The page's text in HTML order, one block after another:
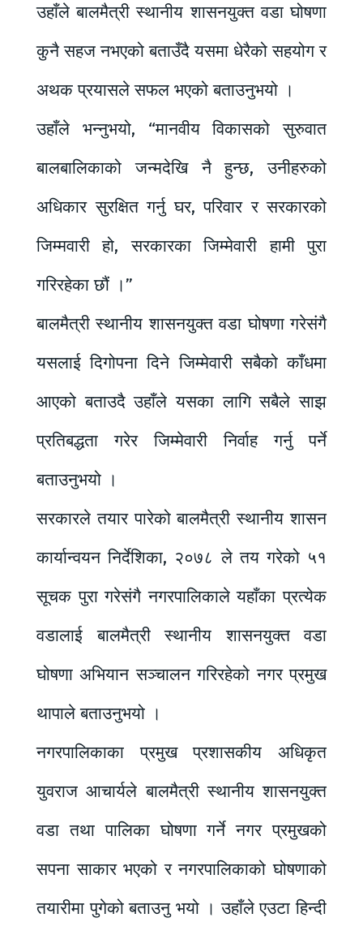
उहाँले बालमैत्री स्थानीय शासनयुक्त वडा घोषणा
कुनै सहज नभएको बताउँदै यसमा धेरैको सहयोग र
अथक प्रयासले सफल भएको बताउनुभयो ।
उहाँले भन्नुभयो, “मानवीय विकासको सुरुवात
बालबालिकाको जन्मदेखि नै हुन्छ, उनीहरुको
अधिकार सुरक्षित गर्नु घर, परिवार र सरकारको
जिम्मवारी हो, सरकारका जिम्मेवारी हामी पुरा
गरिरहेका छौं ।”
बालमैत्री स्थानीय शासनयुक्त वडा घोषणा गरेसंगै
यसलाई दिगोपना दिने जिम्मेवारी सबैको काँधमा
आएको बताउदै उहाँले यसका लागि सबैले साझ
प्रतिबद्धता गरेर जिम्मेवारी निर्वाह गर्नु पर्ने
बताउनुभयो ।
सरकारले तयार पारेको बालमैत्री स्थानीय शासन
कार्यान्वयन निर्देशिका, २०७८ ले तय गरेको ५१
सूचक पुरा गरेसंगै नगरपालिकाले यहाँका प्रत्येक
वडालाई बालमैत्री स्थानीय शासनयुक्त वडा
घोषणा अभियान सञ्चालन गरिरहेको नगर प्रमुख
थापाले बताउनुभयो ।
नगरपालिकाका प्रमुख प्रशासकीय अधिकृत
युवराज आचार्यले बालमैत्री स्थानीय शासनयुक्त
वडा तथा पालिका घोषणा गर्ने नगर प्रमुखको
सपना साकार भएको र नगरपालिकाको घोषणाको
तयारीमा पुगेको बताउनु भयो । उहाँले एउटा हिन्दी